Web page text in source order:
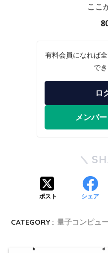
ここ
有料会員になれば
でき
ロ
メンバ
ポスト シェア
CATEGORY : 量子コンピュ